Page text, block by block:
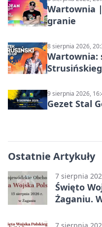
Wartownia |
granie
8 sierpnia 2026,
Wartownia:
9 sierpnia 2026,
Gezet Stal
Ostatnie Artykuły
7 sierpnia
Święto
Żaganiu.